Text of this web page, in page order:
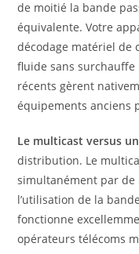
de moitié la bande
équivalente. Votre
décodage matériel de
fluide sans
récents gèrent
équipements anciens
Le multicast versus
distribution. Le
simultanément par
l’utilisation de la
fonctionne
opérateurs télécoms